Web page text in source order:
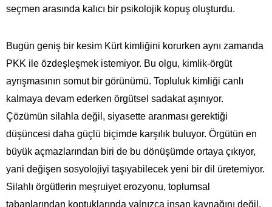
seçmen arasında kalıcı bir psikolojik kopuş oluşturdu.
Bugün geniş bir kesim Kürt kimliğini korurken aynı zamanda
PKK ile özdeşleşmek istemiyor. Bu olgu, kimlik-örgüt
ayrışmasının somut bir görünümü. Topluluk kimliği canlı
kalmaya devam ederken örgütsel sadakat aşınıyor.
Çözümün silahla değil, siyasette aranması gerektiği
düşüncesi daha güçlü biçimde karşılık buluyor. Örgütün en
büyük açmazlarından biri de bu dönüşümde ortaya çıkıyor,
yani değişen sosyolojiyi taşıyabilecek yeni bir dil üretemiyor.
Silahlı örgütlerin meşruiyet erozyonu, toplumsal
tabanlarından koptuklarında yalnızca insan kaynağını değil,